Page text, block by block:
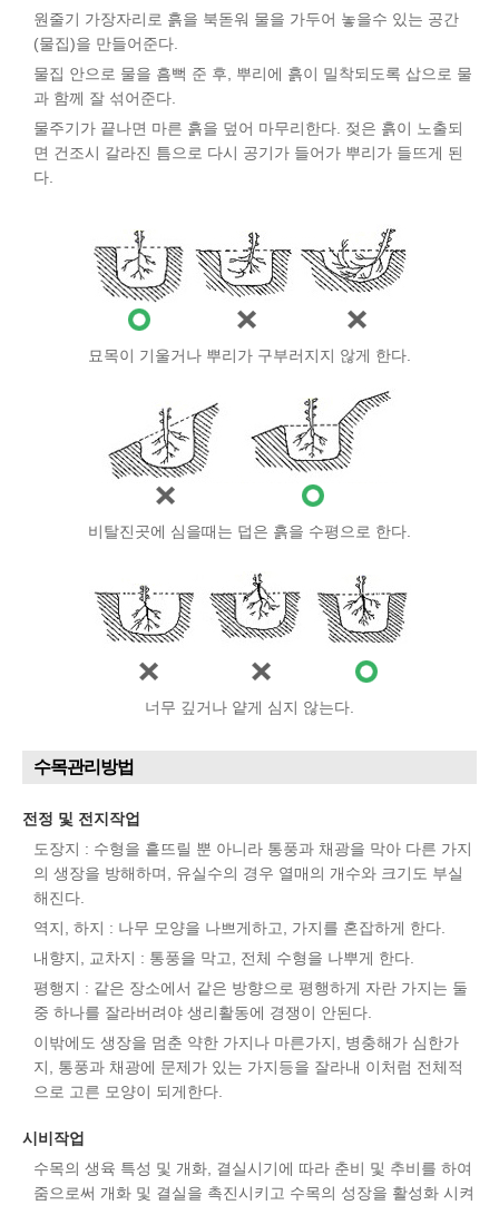
원줄기 가장자리로 흙을 북돋워 물을 가두어 놓을수 있는 공간
(물집)을 만들어준다.
물집 안으로 물을 흠뻑 준 후, 뿌리에 흙이 밀착되도록 삽으로 물
과 함께 잘 섞어준다.
물주기가 끝나면 마른 흙을 덮어 마무리한다. 젖은 흙이 노출되
면 건조시 갈라진 틈으로 다시 공기가 들어가 뿌리가 들뜨게 된
다.
묘목이 기울거나 뿌리가 구부러지지 않게 한다.
비탈진곳에 심을때는 덥은 흙을 수평으로 한다.
너무 깊거나 얕게 심지 않는다.
수목관리방법
전정 및 전지작업
도장지 : 수형을 흩뜨릴 뿐 아니라 통풍과 채광을 막아 다른 가지
의 생장을 방해하며, 유실수의 경우 열매의 개수와 크기도 부실
해진다.
역지, 하지 : 나무 모양을 나쁘게하고, 가지를 혼잡하게 한다.
내향지, 교차지 : 통풍을 막고, 전체 수형을 나뿌게 한다.
평행지 : 같은 장소에서 같은 방향으로 평행하게 자란 가지는 둘
중 하나를 잘라버려야 생리활동에 경쟁이 안된다.
이밖에도 생장을 멈춘 약한 가지나 마른가지, 병충해가 심한가
지, 통풍과 채광에 문제가 있는 가지등을 잘라내 이처럼 전체적
으로 고른 모양이 되게한다.
시비작업
수목의 생육 특성 및 개화, 결실시기에 따라 춘비 및 추비를 하여
줌으로써 개화 및 결실을 촉진시키고 수목의 성장을 활성화 시켜